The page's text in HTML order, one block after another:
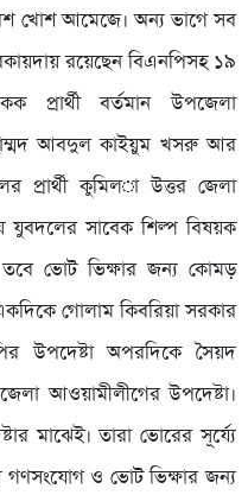
খোশ আমেজে। অন্য ভাগে সব
রয়েছেন বিএনপিসহ ১৯
বর্তমান উপজেলা
আবদুল কাইয়ুম খসরু আর
প্রার্থী কুমিল­া উত্তর জেলা
যুবদলের সাবেক শিল্প বিষয়ক
ভোট ভিক্ষার জন্য কোমড়
গোলাম কিবরিয়া সরকার
উপদেষ্টা অপরদিকে সৈয়দ
আওয়ামীলীগের উপদেষ্টা।
মাঝেই। তারা ভোরের সূর্য্যে
গণসংযোগ ও ভোট ভিক্ষার জন্য